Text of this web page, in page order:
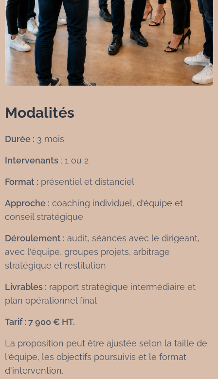
Modalités
Durée : 3 mois
Intervenants ; 1 ou 2
Format : présentiel et distanciel
Approche : coaching individuel, d'équipe et
conseil stratégique
Déroulement : audit, séances avec le dirigeant,
avec l'équipe, groupes projets, arbitrage
stratégique et restitution
Livrables : rapport stratégique intermédiaire et
plan opérationnel final
Tarif : 7 900 € HT.
La proposition peut être ajustée selon la taille de
l'équipe, les objectifs poursuivis et le format
d'intervention.